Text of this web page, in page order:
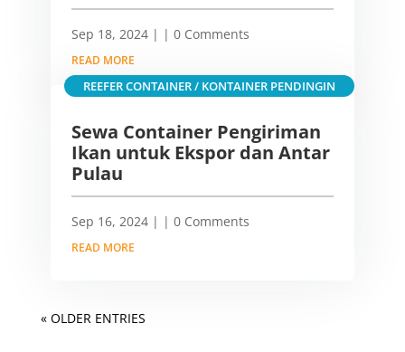
Sep 18, 2024| | 0 Comments
READ MORE
Sewa Container Pengiriman
Ikan untuk Ekspor dan Antar
Pulau
Sep 16, 2024|
REEFER CONTAINER / KONTAINER PENDINGIN
| 0 Comments
READ MORE
« OLDER ENTRIES